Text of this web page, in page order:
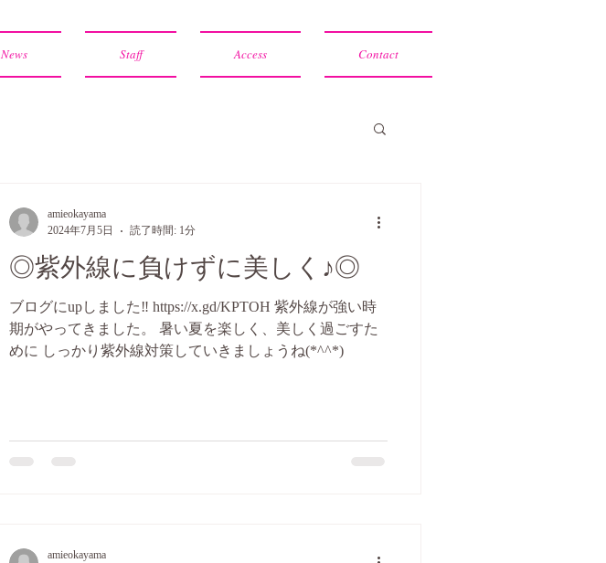
News Staff Access Contact
◎紫外線に負けずに美しく♪◎
ブログにupしました‼ https://x.gd/KPTOH 紫外線が強い時
期がやってきました。 暑い夏を楽しく、美しく過ごすた
めに しっかり紫外線対策していきましょうね(*^^*)
amieokayama
2024年7月5日
読了時間: 1分
amieokayama